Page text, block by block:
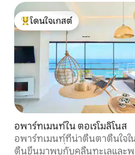
โดนใจเกสต์ที่สุด
โดนใจเกสต์
อพาร์ทเมนท์ใน ตอเรโมลิโนส
อพาร์ทเมนท์ที่น่าตื่นตาตื่นใจใ
พร้อมจากุซซี่
ตื่นขึ้นมาพบกับคลื่นทะเลและ